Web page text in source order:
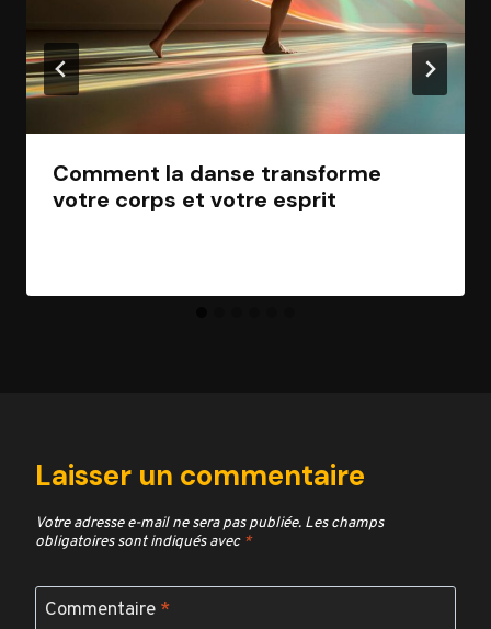
Comment la danse transforme
votre corps et votre esprit
Laisser un commentaire
Votre adresse e-mail ne sera pas publiée. Les champs
obligatoires sont indiqués avec *
Commentaire *